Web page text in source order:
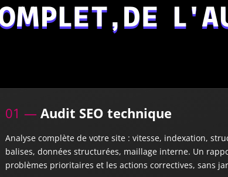
01 — Audit SEO technique
Analyse complète de votre site : vitesse, indexation,
balises, données structurées, maillage interne. Un
problèmes prioritaires et les actions correctives, sans